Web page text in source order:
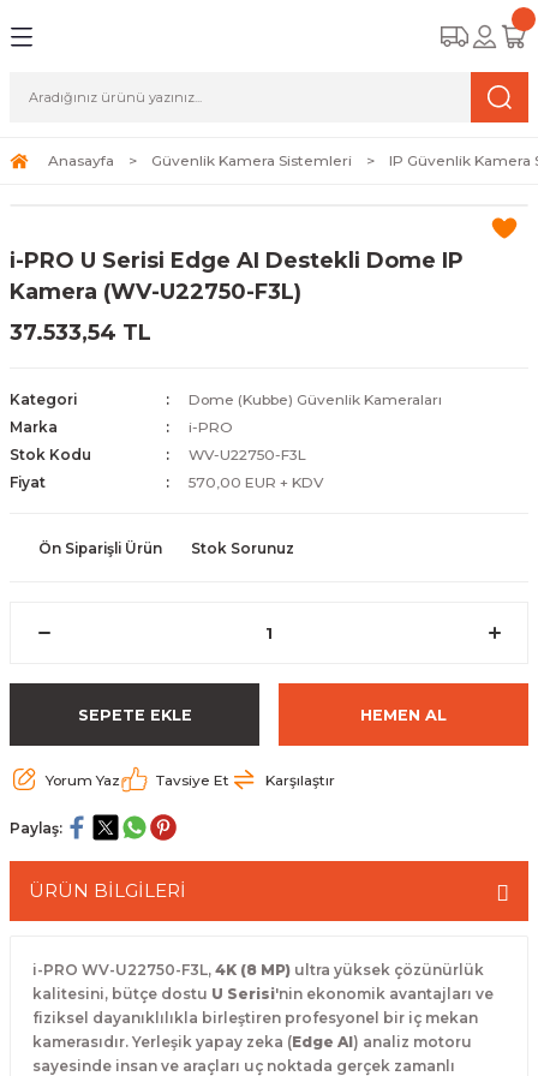
Sistemleri
Sistemleri (Network Kameraları)
ve Depolama Çözümleri
ve Bağlantı Kabloları
Kamera Lisansları
Güvenlik
Duvarı) Cihazları
Ağ Yönlendiricileri
Fi) ve Access Point Ürünleri
Antivirüs Yazılımları
ve Depolama Ürünleri
SSD
Kurtarma
Merkezi Altyapısı
Anasayfa Güvenlik Kamera Sistemleri IP Güvenlik Kamera
i-PRO U Serisi Edge AI Destekli Dome IP
Kamera (WV-U22750-F3L)
37.533,54 TL
Kategori
Dome (Kubbe) Güvenlik Kameraları
Marka
i-PRO
Stok Kodu
WV-U22750-F3L
Fiyat
570,00 EUR + KDV
Ön Siparişli Ürün Stok Sorunuz
SEPETE EKLE HEMEN AL
Yorum Yaz Tavsiye Et Karşılaştır
Paylaş:
ÜRÜN BİLGİLERİ
i-PRO WV-U22750-F3L, 4K (8 MP) ultra yüksek çözünürlük
kalitesini, bütçe dostu U Serisi'nin ekonomik avantajları ve
fiziksel dayanıklılıkla birleştiren profesyonel bir iç mekan
kamerasıdır. Yerleşik yapay zeka (Edge AI) analiz motoru
sayesinde insan ve araçları uç noktada gerçek zamanlı